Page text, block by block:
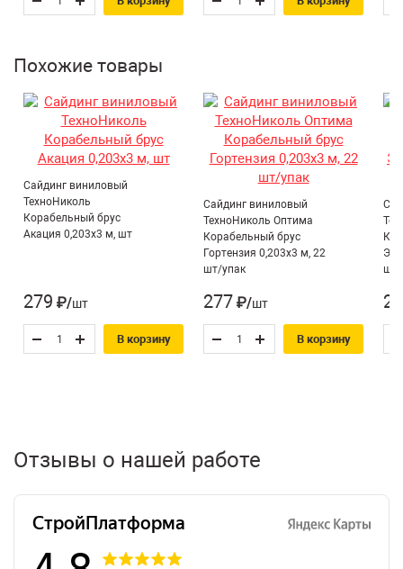
Похожие товары
Сайдинг виниловый
ТехноНиколь
Корабельный брус
Акация 0,203х3 м, шт
279 ₽/шт
В корзину
Сайдинг виниловый
ТехноНиколь Оптима
Корабельный брус
Гортензия 0,203х3 м, 22
шт/упак
277 ₽/шт
В корзину
шт/
Отзывы о нашей работе